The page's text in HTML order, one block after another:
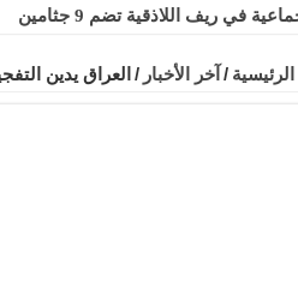
في ريف اللاذقية تضم 9 جثامين
المنزلية والتجارية والصناعية
الرئيسية / آخر الأخبار / العراق يدين